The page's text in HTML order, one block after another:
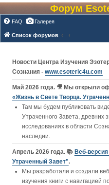
Форум
FAQ Галерея
Список форумов
Новости Центра Изучения
Сознания - www.esoteric4u.com
Май 2026 года. 🎥 Мы открыли
«Жизнь в Свете Творца.
Там мы будем публиковать
Утраченного Завета, древних
исследованиях в области
наследии.
Апрель 2026 года. 📚 Веб-
Утраченный Завет".
Мы разработали и создали
изучения книги c навигацией